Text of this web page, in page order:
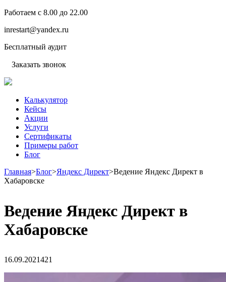
Работаем с 8.00 до 22.00
inrestart@yandex.ru
Бесплатный аудит
Заказать звонок
Калькулятор
Кейсы
Акции
Услуги
Сертификаты
Примеры работ
Блог
Главная>Блог>Яндекс Директ>Ведение Яндекс Директ в
Хабаровске
Ведение Яндекс Директ в
Хабаровске
16.09.2021421